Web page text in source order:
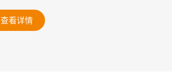
查看详情